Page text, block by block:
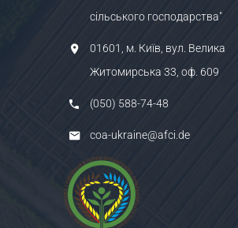
сільського господарства"
01601, м. Київ, вул. Велика
Житомирська 33, оф. 609
(050) 588-74-48
coa-ukraine@afci.de